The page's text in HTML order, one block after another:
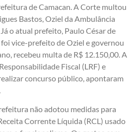
de Camacan. A Corte multou
Bastos, Oziel da Ambulância
o atual prefeito, Paulo César de
vice-prefeito de Oziel e governou
recebeu multa de R$ 12.150,00. A
Fiscal (LRF) e
concurso público, apontaram
não adotou medidas para
Corrente Líquida (RCL) usado